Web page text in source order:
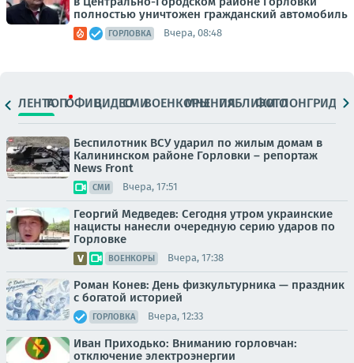
полностью уничтожен гражданский автомобиль
ГОРЛОВКА Вчера, 08:48
ЛЕНТАТОПОФИЦ.ВИДЕОСМИВОЕНКОРЫМНЕНИЯПАБЛИКИ
ФОТОЛОНГРИДЫ
Беспилотник ВСУ ударил по жилым домам в
Калининском районе Горловки – репортаж
News Front
СМИ Вчера, 17:51
Георгий Медведев: Сегодня утром украинские
нацисты нанесли очередную серию ударов по
Горловке
ВОЕНКОРЫ Вчера, 17:38
Роман Конев: День физкультурника — праздник
с богатой историей
ГОРЛОВКА Вчера, 12:33
Иван Приходько: Вниманию горловчан:
отключение электроэнергии